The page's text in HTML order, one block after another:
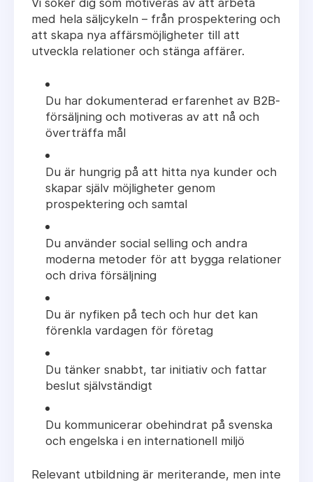
med hela säljcykeln – från prospektering och
att skapa nya affärsmöjligheter till att
utveckla relationer och stänga affärer.
Du har dokumenterad erfarenhet av B2B-
försäljning och motiveras av att nå och
överträffa mål
Du är hungrig på att hitta nya kunder och
skapar själv möjligheter genom
prospektering och samtal
Du använder social selling och andra
moderna metoder för att bygga relationer
och driva försäljning
Du är nyfiken på tech och hur det kan
förenkla vardagen för företag
Du tänker snabbt, tar initiativ och fattar
beslut självständigt
Du kommunicerar obehindrat på svenska
och engelska i en internationell miljö
Relevant utbildning är meriterande, men inte